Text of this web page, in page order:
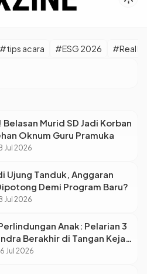
#tips acara #ESG 2026 #Real
Murid SD Jadi Korban
Oknum Guru Pramuka
Jul 2026
Ujung Tanduk, Anggaran
Demi Program Baru?
Jul 2026
Anak: Pelarian 3
Berakhir di Tangan Kejati
Jul 2026